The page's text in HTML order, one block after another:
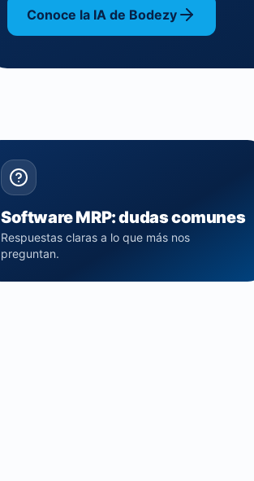
Conoce la IA de Bodezy
Software MRP: dudas comunes
Respuestas claras a lo que más nos
preguntan.